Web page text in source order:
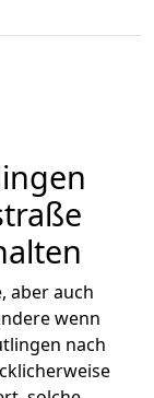
aber auch
wenn
nach